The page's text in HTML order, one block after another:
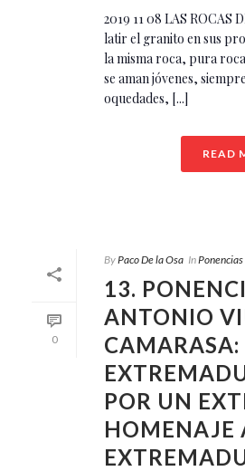
2019 11 08 LAS ROCAS
latir el granito en sus
la misma roca, pura
se aman jóvenes,
oquedades, [...]
READ
0
ByPaco De la Osa InPonencias
13.
ANTONIO
CAMARASA:
POR UN
HOMENAJE